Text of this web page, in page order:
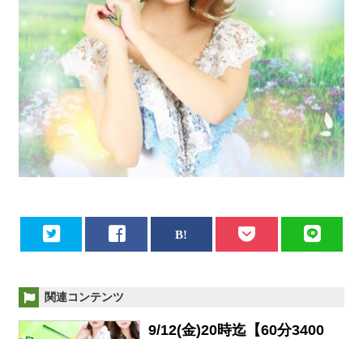
関連コンテンツ
9/12(金)20時迄【60分3400